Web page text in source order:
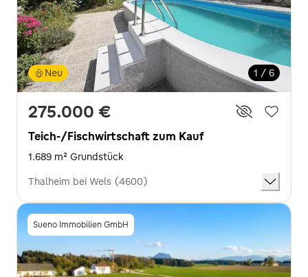
1 / 6
Neu
275.000 €
Teich-/Fischwirtschaft zum Kauf
1.689 m² Grundstück
Thalheim bei Wels (4600)
Sueno Immobilien GmbH